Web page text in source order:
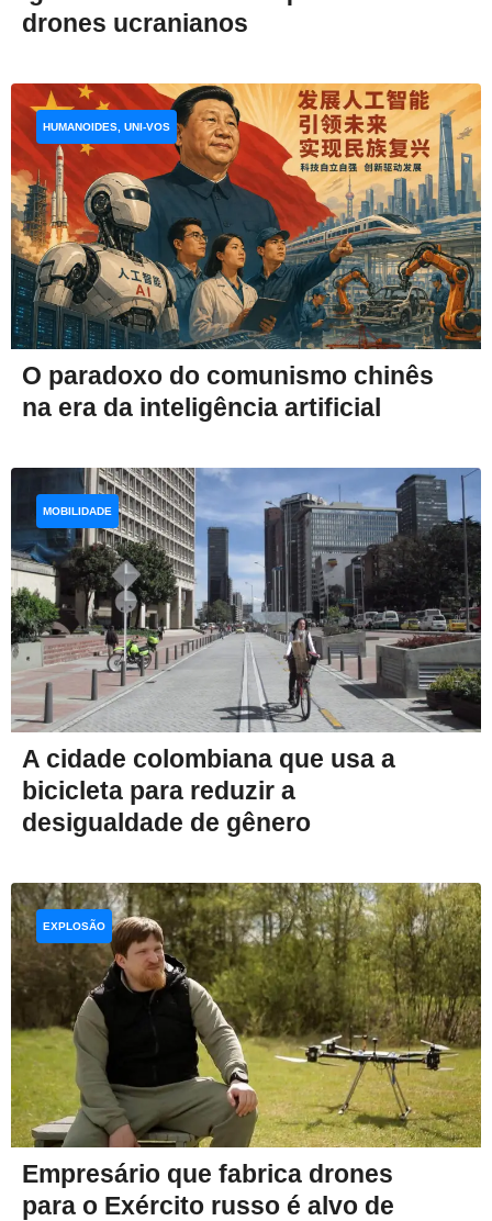
drones ucranianos
O paradoxo do comunismo chinês
na era da inteligência artificial
HUMANOIDES, UNI-VOS
A cidade colombiana que usa a
bicicleta para reduzir a
desigualdade de gênero
MOBILIDADE
Empresário que fabrica drones
para o Exército russo é alvo de
EXPLOSÃO